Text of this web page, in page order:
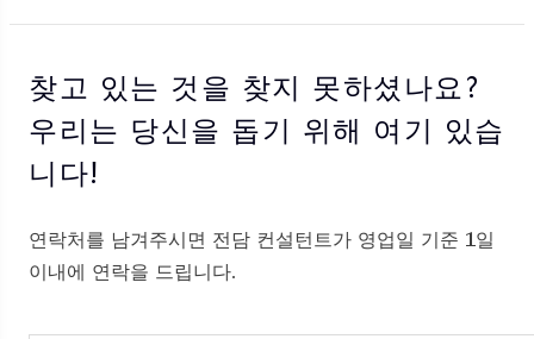
찾고 있는 것을 찾지 못하셨나요?
우리는 당신을 돕기 위해 여기 있습
니다!
연락처를 남겨주시면 전담 컨설턴트가 영업일 기준 1일
이내에 연락을 드립니다.